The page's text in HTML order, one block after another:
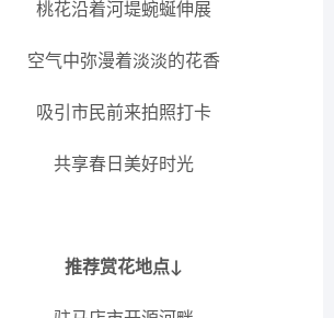
桃花沿着河堤蜿蜒伸展
空气中弥漫着淡淡的花香
吸引市民前来拍照打卡
共享春日美好时光
推荐赏花地点↓